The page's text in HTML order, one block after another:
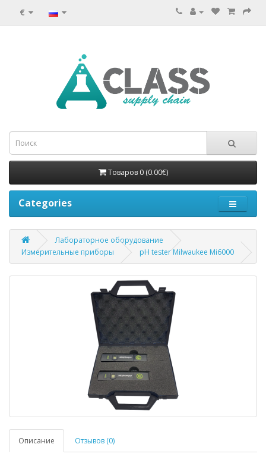
€
Товаров 0 (0.00€)
Categories
Лабораторное оборудование
Измерительные приборы
pH tester Milwaukee Mi6000
Описание Отзывов (0)